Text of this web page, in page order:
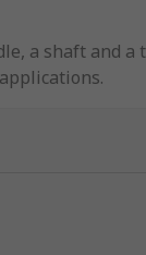
a shaft and